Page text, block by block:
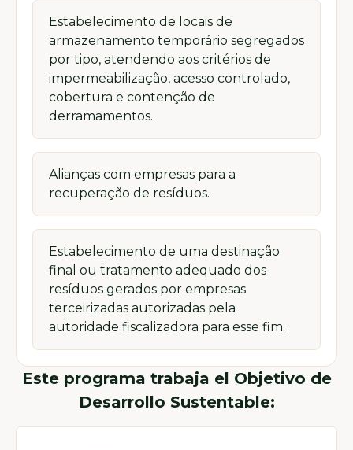
Estabelecimento de locais de
armazenamento temporário segregados
por tipo, atendendo aos critérios de
impermeabilização, acesso controlado,
cobertura e contenção de
derramamentos.
Alianças com empresas para a
recuperação de resíduos.
Estabelecimento de uma destinação
final ou tratamento adequado dos
resíduos gerados por empresas
terceirizadas autorizadas pela
autoridade fiscalizadora para esse fim.
Este programa trabaja el Objetivo de
Desarrollo Sustentable: